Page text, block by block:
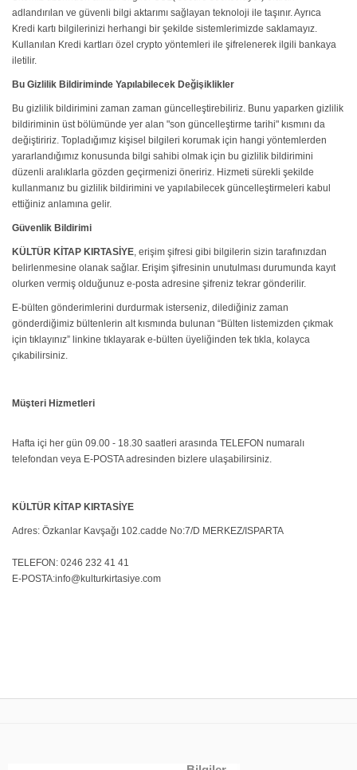
adlandırılan ve güvenli bilgi aktarımı sağlayan teknoloji ile taşınır. Ayrıca
Kredi kartı bilgilerinizi herhangi bir şekilde sistemlerimizde saklamayız.
Kullanılan Kredi kartları özel crypto yöntemleri ile şifrelenerek ilgili bankaya
iletilir.
Bu Gizlilik Bildiriminde Yapılabilecek Değişiklikler
Bu gizlilik bildirimini zaman zaman güncelleştirebiliriz. Bunu yaparken gizlilik
bildiriminin üst bölümünde yer alan "son güncelleştirme tarihi" kısmını da
değiştiririz. Topladığımız kişisel bilgileri korumak için hangi yöntemlerden
yararlandığımız konusunda bilgi sahibi olmak için bu gizlilik bildirimini
düzenli aralıklarla gözden geçirmenizi öneririz. Hizmeti sürekli şekilde
kullanmanız bu gizlilik bildirimini ve yapılabilecek güncelleştirmeleri kabul
ettiğiniz anlamına gelir.
Güvenlik Bildirimi
KÜLTÜR KİTAP KIRTASİYE, erişim şifresi gibi bilgilerin sizin tarafınızdan
belirlenmesine olanak sağlar. Erişim şifresinin unutulması durumunda kayıt
olurken vermiş olduğunuz e-posta adresine şifreniz tekrar gönderilir.
E-bülten gönderimlerini durdurmak isterseniz, dilediğiniz zaman
gönderdiğimiz bültenlerin alt kısmında bulunan “Bülten listemizden çıkmak
için tıklayınız” linkine tıklayarak e-bülten üyeliğinden tek tıkla, kolayca
çıkabilirsiniz.
Müşteri Hizmetleri
Hafta içi her gün 09.00 - 18.30 saatleri arasında TELEFON numaralı
telefondan veya E-POSTA adresinden bizlere ulaşabilirsiniz.
KÜLTÜR KİTAP KIRTASİYE
Adres: Özkanlar Kavşağı 102.cadde No:7/D MERKEZ/ISPARTA
TELEFON: 0246 232 41 41
E-POSTA:info@kulturkirtasiye.com